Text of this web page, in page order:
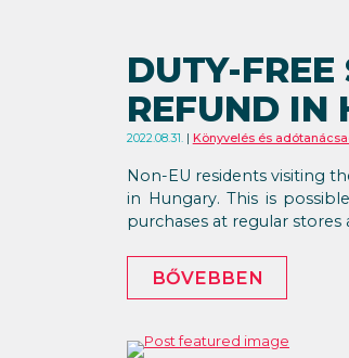
DUTY-
REFUND IN
2022.08.31. Könyvelés és
Non-EU residents visiting
in Hungary. This is
purchases at regular stores
BŐVEBBEN